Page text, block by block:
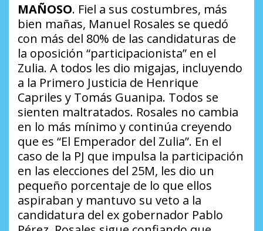
MAÑOSO. Fiel a sus costumbres, más
bien mañas, Manuel Rosales se quedó
con más del 80% de las candidaturas de
la oposición “participacionista” en el
Zulia. A todos les dio migajas, incluyendo
a la Primero Justicia de Henrique
Capriles y Tomás Guanipa. Todos se
sienten maltratados. Rosales no cambia
en lo más mínimo y continúa creyendo
que es “El Emperador del Zulia”. En el
caso de la PJ que impulsa la participación
en las elecciones del 25M, les dio un
pequeño porcentaje de lo que ellos
aspiraban y mantuvo su veto a la
candidatura del ex gobernador Pablo